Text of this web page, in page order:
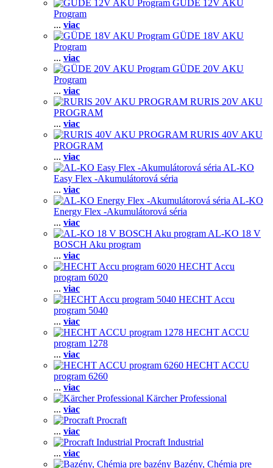
GÜDE 12V AKU
Program
... viac
GÜDE 18V AKU
Program
... viac
GÜDE 20V AKU
Program
... viac
RURIS 20V AKU
PROGRAM
... viac
RURIS 40V AKU
PROGRAM
... viac
AL-KO
Easy Flex -Akumulátorová séria
... viac
AL-KO
Energy Flex -Akumulátorová séria
... viac
AL-KO 18 V
BOSCH Aku program
... viac
HECHT Accu
program 6020
... viac
HECHT Accu
program 5040
... viac
HECHT ACCU
program 1278
... viac
HECHT ACCU
program 6260
... viac
Kärcher Professional
... viac
Procraft
... viac
Procraft Industrial
... viac
Bazény, Chémia pre